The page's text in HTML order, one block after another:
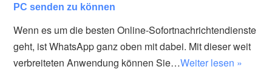
PC senden zu können
Wenn es um die besten Online-Sofortnachrichtendienste
geht, ist WhatsApp ganz oben mit dabei. Mit dieser weit
verbreiteten Anwendung können Sie…Weiter lesen »